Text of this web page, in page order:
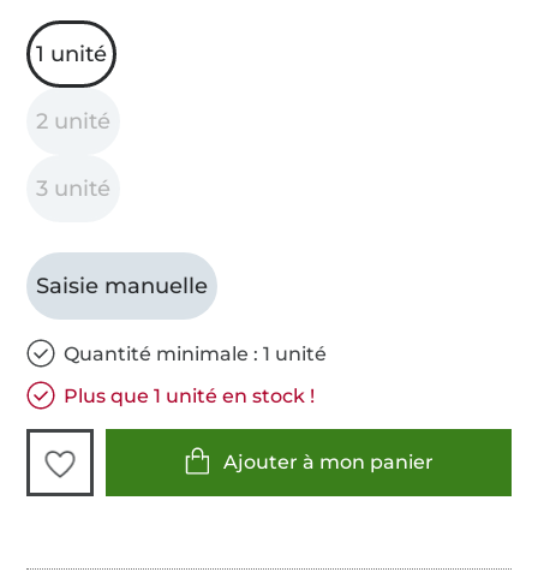
1 unité
2 unité
3 unité
Saisie manuelle
Quantité minimale : 1 unité
Plus que 1 unité en stock !
Ajouter à mon panier